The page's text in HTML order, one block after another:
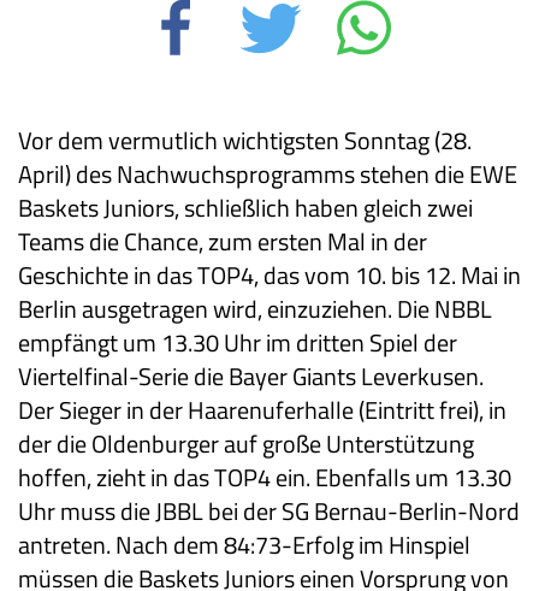
Vor dem vermutlich wichtigsten Sonntag (28.
April) des Nachwuchsprogramms stehen die EWE
Baskets Juniors, schließlich haben gleich zwei
Teams die Chance, zum ersten Mal in der
Geschichte in das TOP4, das vom 10. bis 12. Mai in
Berlin ausgetragen wird, einzuziehen. Die NBBL
empfängt um 13.30 Uhr im dritten Spiel der
Viertelfinal-Serie die Bayer Giants Leverkusen.
Der Sieger in der Haarenuferhalle (Eintritt frei), in
der die Oldenburger auf große Unterstützung
hoffen, zieht in das TOP4 ein. Ebenfalls um 13.30
Uhr muss die JBBL bei der SG Bernau-Berlin-Nord
antreten. Nach dem 84:73-Erfolg im Hinspiel
müssen die Baskets Juniors einen Vorsprung von